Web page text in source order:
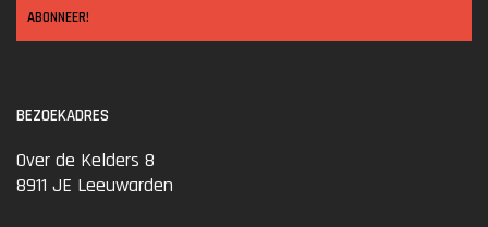
ABONNEER!
BEZOEKADRES
Over de Kelders 8
8911 JE Leeuwarden